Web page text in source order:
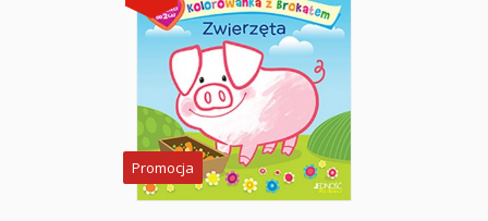
Promocja